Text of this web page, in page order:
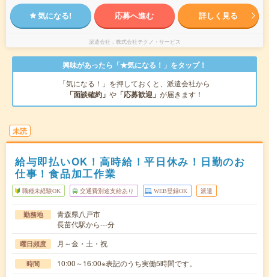
気になる! 応募へ進む 詳しく見る
派遣会社 株式会社テクノ・サービス
興味があったら「★気になる！」をタップ！
「気になる！」を押しておくと、派遣会社から
「面談確約」 や 「応募歓迎」 が届きます！
未読
給与即払いOK！高時給！平日休み！日勤のお
仕事！食品加工作業
職種未経験OK 交通費別途支給あり WEB登録OK 派遣
勤務地
青森県八戸市
長苗代駅から---分
曜日頻度 月～金・土・祝
時間 10:00～16:00※表記のうち実働5時間です。